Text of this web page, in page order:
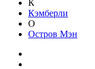
К
Кэмберли
О
Остров Мэн